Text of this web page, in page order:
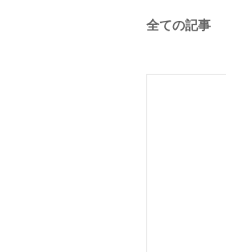
全ての記事